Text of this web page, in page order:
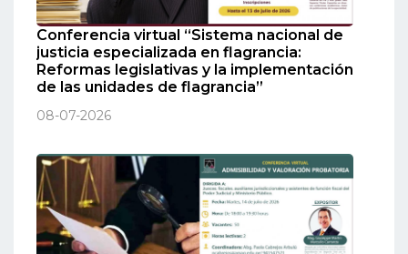
Conferencia virtual “Sistema nacional de
justicia especializada en flagrancia:
Reformas legislativas y la implementación
de las unidades de flagrancia”
08-07-2026